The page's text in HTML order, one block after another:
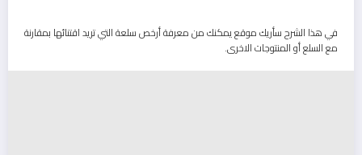
في هذا الشرح سأريك موقع يمكنك من معرفة أرخص سلعة التي تريد اقتنائها بمقارنة
مع السلع أو المنتوجات الاخرى.